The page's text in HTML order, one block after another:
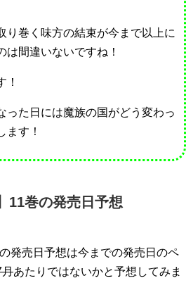
り巻く味方の結束が今まで以上に
は間違いないですね！
！
った日には魔族の国がどう変わっ
ます！
11巻の発売日予想
発売日予想は今までの発売日のペ
月あたりではないかと予想してみま